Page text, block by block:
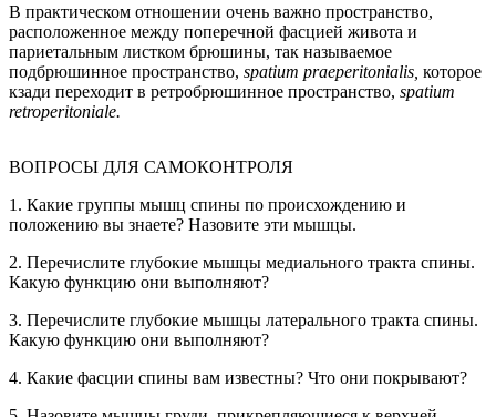
В практическом отношении очень важно пространство,
расположенное между поперечной фасцией живота и
париетальным листком брюшины, так называемое
подбрюшинное пространство, spatium praeperitonialis, которое
кзади переходит в ретробрюшинное пространство, spatium
retroperitoniale.
ВОПРОСЫ ДЛЯ САМОКОНТРОЛЯ
1. Какие группы мышц спины по происхождению и
положению вы знаете? Назовите эти мышцы.
2. Перечислите глубокие мышцы медиального тракта спины.
Какую функцию они выполняют?
3. Перечислите глубокие мышцы латерального тракта спины.
Какую функцию они выполняют?
4. Какие фасции спины вам известны? Что они покрывают?